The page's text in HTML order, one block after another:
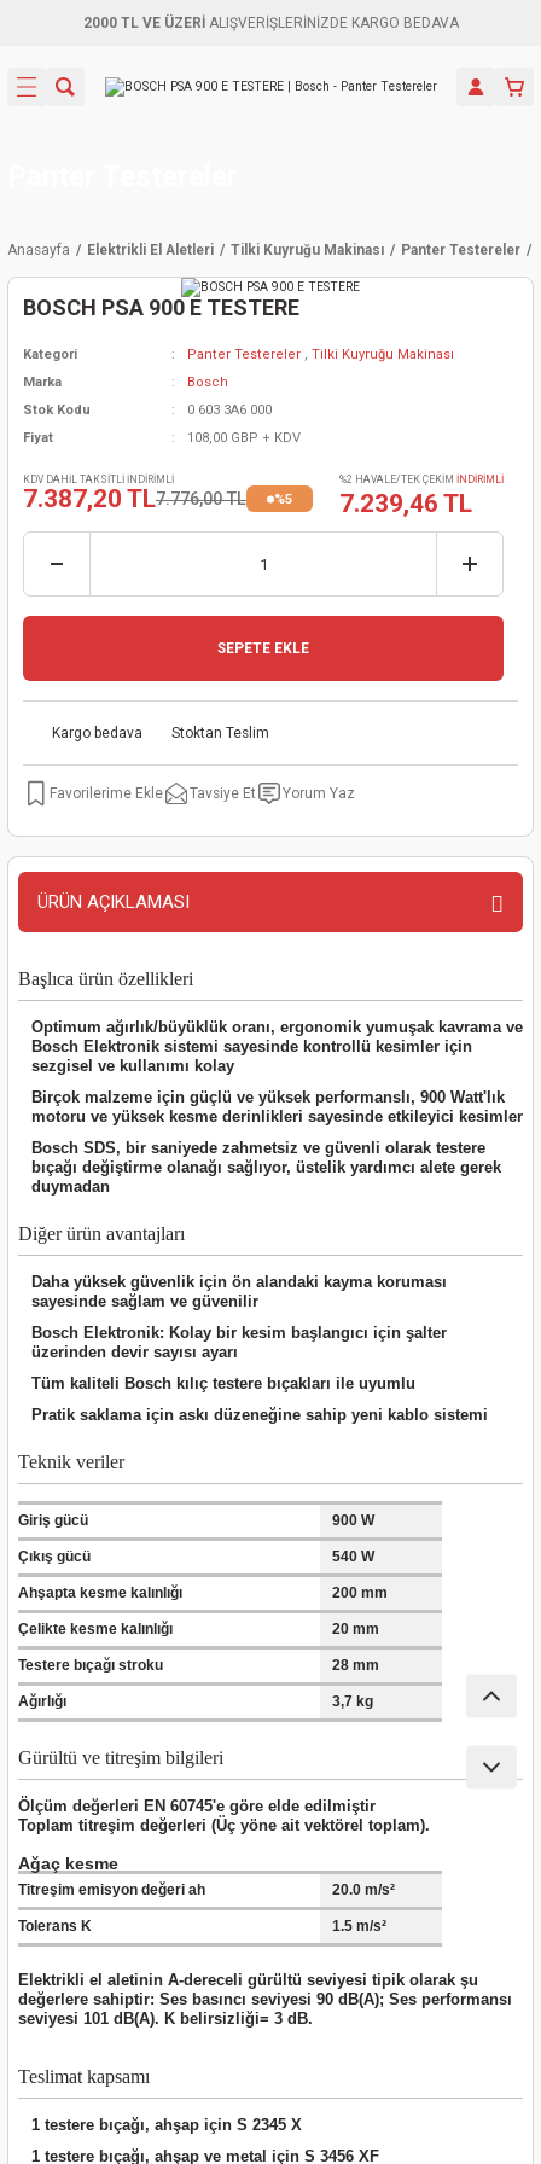
2000 TL VE ÜZERİALIŞVERİŞLERİNİZDE KARGO BEDAVA
Geri Dön
Mak.
Geri Dön
Mak.
Geri Dön
Mak.
Geri Dön
Mak.
Makinası
Geri Dön
Geri Dön
Geri Dön
Anasayfa Elektrikli El Aletleri Tilki Kuyruğu Makinası Panter Testereler
BOSCH PSA 900 E TESTERE
Kategori Panter Testereler , Tilki Kuyruğu Makinası
Marka
Bosch
Stok Kodu
0 603 3A6 000
Fiyat
108,00 GBP + KDV
KDV DAHİL TAKSİTLİ İNDİRİMLİ
7.387,20 TL7.776,00 TL %5
%2 HAVALE/TEK ÇEKİM İNDİRİMLİ
7.239,46 TL
SEPETE EKLE
Kargo bedava Stoktan Teslim
Tavsiye Et Yorum Yaz
ÜRÜN AÇIKLAMASI
Başlıca ürün özellikleri
Optimum ağırlık/büyüklük oranı, ergonomik yumuşak kavrama ve
Bosch Elektronik sistemi sayesinde kontrollü kesimler için
sezgisel ve kullanımı kolay
Birçok malzeme için güçlü ve yüksek performanslı, 900 Watt'lık
motoru ve yüksek kesme derinlikleri sayesinde etkileyici kesimler
Bosch SDS, bir saniyede zahmetsiz ve güvenli olarak testere
bıçağı değiştirme olanağı sağlıyor, üstelik yardımcı alete gerek
duymadan
Diğer ürün avantajları
Daha yüksek güvenlik için ön alandaki kayma koruması
sayesinde sağlam ve güvenilir
Bosch Elektronik: Kolay bir kesim başlangıcı için şalter
üzerinden devir sayısı ayarı
Tüm kaliteli Bosch kılıç testere bıçakları ile uyumlu
Pratik saklama için askı düzeneğine sahip yeni kablo sistemi
Teknik veriler
Giriş gücü 900 W
Çıkış gücü 540 W
Ahşapta kesme kalınlığı 200 mm
Çelikte kesme kalınlığı 20 mm
Testere bıçağı stroku 28 mm
Ağırlığı 3,7 kg
Gürültü ve titreşim bilgileri
Ölçüm değerleri EN 60745'e göre elde edilmiştir
Toplam titreşim değerleri (Üç yöne ait vektörel toplam).
Ağaç kesme
Titreşim emisyon değeri ah 20.0 m/s²
Tolerans K 1.5 m/s²
Elektrikli el aletinin A-dereceli gürültü seviyesi tipik olarak şu
değerlere sahiptir: Ses basıncı seviyesi 90 dB(A); Ses performansı
seviyesi 101 dB(A). K belirsizliği= 3 dB.
Teslimat kapsamı
1 testere bıçağı, ahşap için S 2345 X
1 testere bıçağı, ahşap ve metal için S 3456 XF